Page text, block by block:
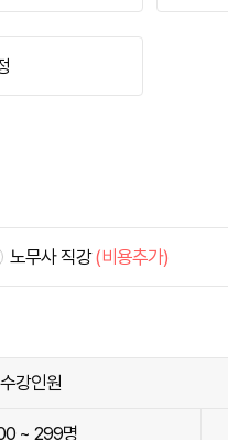
노무사 직강(비용추가)
수강인원
~ 299명